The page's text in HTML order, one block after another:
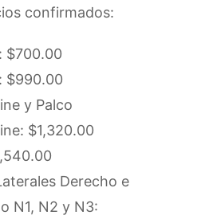
confirmados:
$700.00
$990.00
y Palco
$1,320.00
Derecho e
N1, N2 y N3: